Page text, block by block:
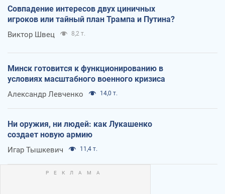
Совпадение интересов двух циничных
игроков или тайный план Трампа и Путина?
Виктор Швец 8,2 т.
Минск готовится к функционированию в
условиях масштабного военного кризиса
Александр Левченко 14,0 т.
Ни оружия, ни людей: как Лукашенко
создает новую армию
Игар Тышкевич 11,4 т.